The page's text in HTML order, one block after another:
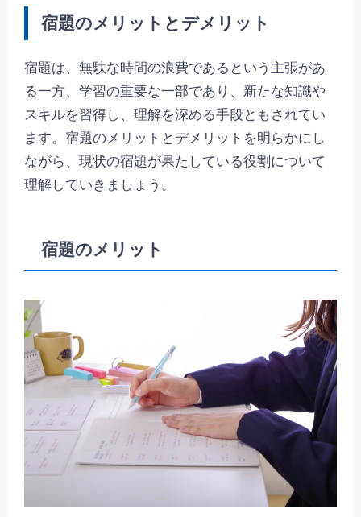
宿題のメリットとデメリット
宿題は、無駄な時間の浪費であるという主張があ
る一方、学習の重要な一部であり、新たな知識や
スキルを習得し、理解を深める手段ともされてい
ます。宿題のメリットとデメリットを明らかにし
ながら、現状の宿題が果たしている役割について
理解していきましょう。
宿題のメリット